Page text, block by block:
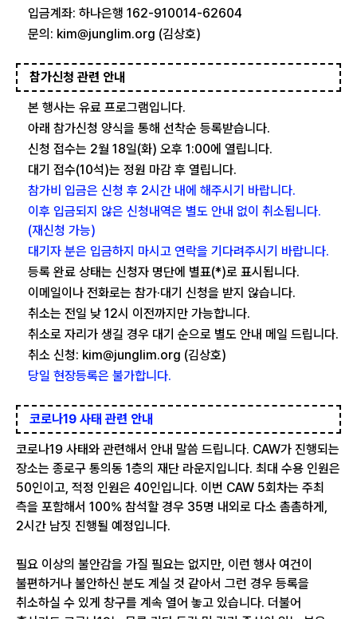
입금계좌: 하나은행 162-910014-62604
문의: kim@junglim.org (김상호)
참가신청 관련 안내
본 행사는 유료 프로그램입니다.
아래 참가신청 양식을 통해 선착순 등록받습니다.
신청 접수는 2월 18일(화) 오후 1:00에 열립니다.
대기 접수(10석)는 정원 마감 후 열립니다.
참가비 입금은 신청 후 2시간 내에 해주시기 바랍니다.
이후 입금되지 않은 신청내역은 별도 안내 없이 취소됩니다.
(재신청 가능)
대기자 분은 입금하지 마시고 연락을 기다려주시기 바랍니다.
등록 완료 상태는 신청자 명단에 별표(*)로 표시됩니다.
이메일이나 전화로는 참가·대기 신청을 받지 않습니다.
취소는 전일 낮 12시 이전까지만 가능합니다.
취소로 자리가 생길 경우 대기 순으로 별도 안내 메일 드립니다.
취소 신청: kim@junglim.org (김상호)
당일 현장등록은 불가합니다.
코로나19 사태 관련 안내
코로나19 사태와 관련해서 안내 말씀 드립니다. CAW가 진행되는
장소는 종로구 통의동 1층의 재단 라운지입니다. 최대 수용 인원은
50인이고, 적정 인원은 40인입니다. 이번 CAW 5회차는 주최
측을 포함해서 100% 참석할 경우 35명 내외로 다소 촘촘하게,
2시간 남짓 진행될 예정입니다.
필요 이상의 불안감을 가질 필요는 없지만, 이런 행사 여건이
불편하거나 불안하신 분도 계실 것 같아서 그런 경우 등록을
취소하실 수 있게 창구를 계속 열어 놓고 있습니다. 더불어